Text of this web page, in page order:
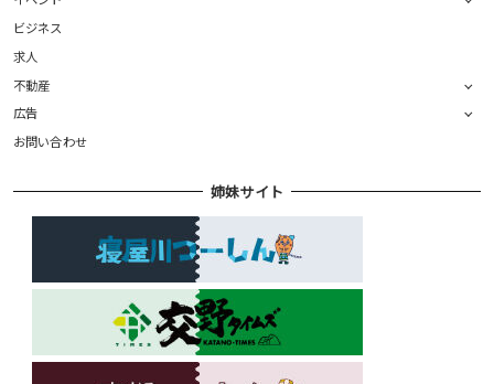
ビジネス
求人
不動産
広告
お問い合わせ
姉妹サイト